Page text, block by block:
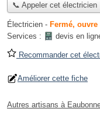
📞 Appeler cet électricien
Électricien - Fermé, ouvre
Services :
devis en
Recommander cet
Améliorer cette fiche
Autres artisans à